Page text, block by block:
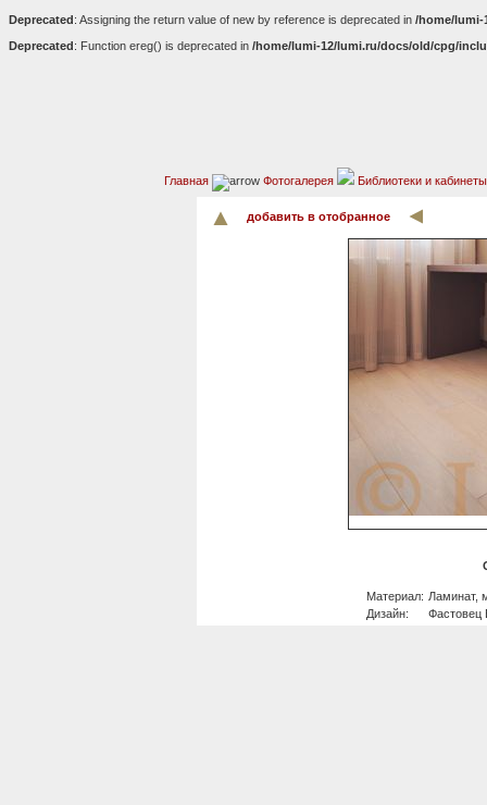
Deprecated: Assigning the return value of new by reference is deprecated in /home/lumi-
Deprecated: Function ereg() is deprecated in /home/lumi-12/lumi.ru/docs/old/cpg/
Главная Фотогалерея Библиотеки и кабинеты
добавить в отобранное
Материал: Ламинат,
Дизайн:
Фастовец